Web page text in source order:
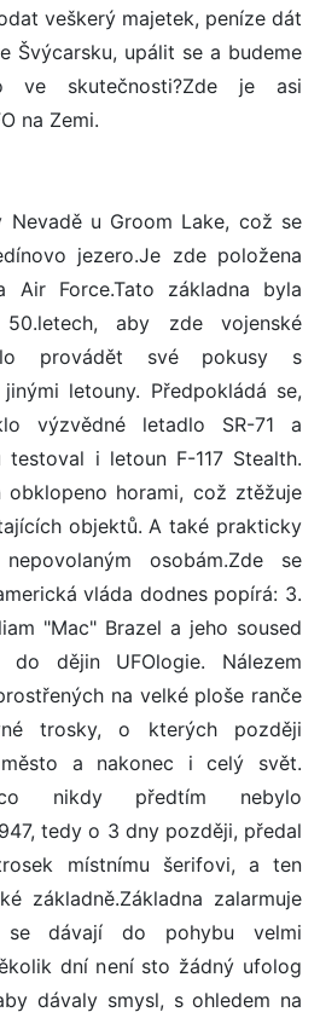
veškerý majetek, peníze dát
Švýcarsku, upálit se a budeme
skutečnosti?Zde je asi
na Zemi.
Nevadě u Groom Lake, což se
jezero.Je zde položena
Air Force.Tato základna byla
aby zde vojenské
provádět své pokusy s
letouny. Předpokládá se,
výzvědné letadlo SR-71 a
i letoun F-117 Stealth.
horami, což ztěžuje
objektů. A také prakticky
osobám.Zde se
vláda dodnes popírá: 3.
"Mac" Brazel a jeho soused
dějin UFOlogie. Nálezem
na velké ploše ranče
trosky, o kterých později
a nakonec i celý svět.
nikdy předtím nebylo
tedy o 3 dny později, předal
místnímu šerifovi, a ten
základně.Základna zalarmuje
se dávají do pohybu velmi
dní není sto žádný ufolog
dávaly smysl, s ohledem na